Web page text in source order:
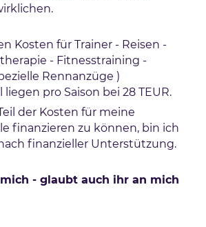
Kosten für Trainer - Reisen -
- Fitnesstraining -
Rennanzüge )
pro Saison bei 28 TEUR.
der Kosten für meine
finanzieren zu können, bin ich
finanzieller Unterstützung.
- glaubt auch ihr an mich